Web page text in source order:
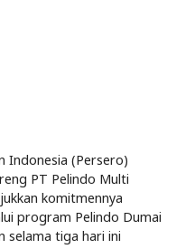
Indonesia (Persero)
PT Pelindo Multi
komitmennya
program Pelindo Dumai
selama tiga hari ini